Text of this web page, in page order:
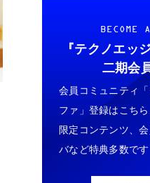
BECOME
『テクノエッ
二期会
会員コミュニティ
ファ」登録はこち
限定コンテンツ、
バなど特典多数です